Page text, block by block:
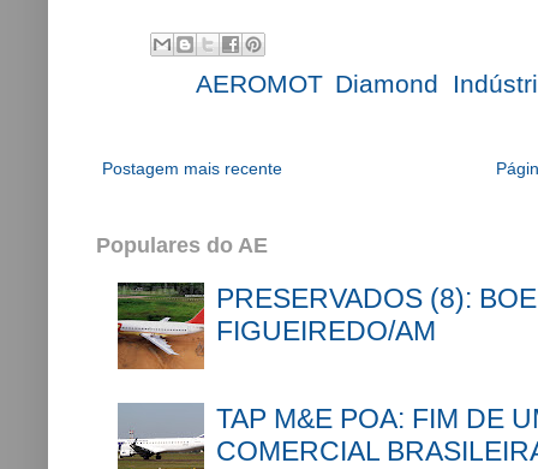
AEROMOT, Diamond
Postagem mais recente
Populares do AE
PRESERVADOS (8):
FIGUEIREDO/AM
TAP M&E POA: FIM DE
COMERCIAL